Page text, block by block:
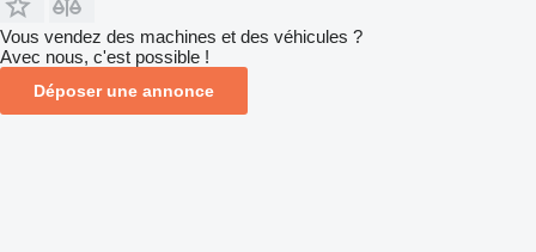
Vous vendez des machines et des véhicules ?
Avec nous, c'est possible !
Déposer une annonce